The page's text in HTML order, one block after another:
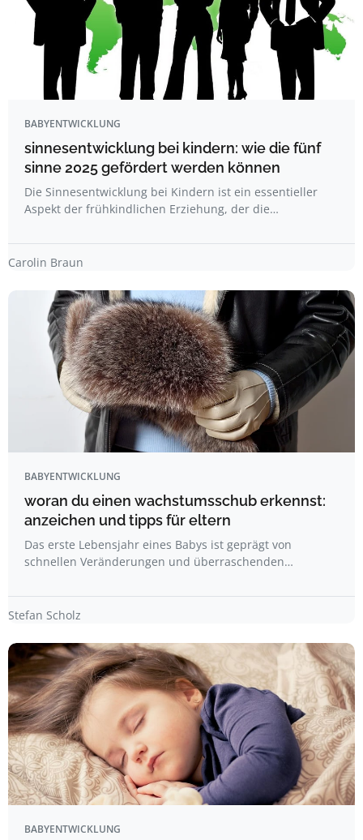
BABYENTWICKLUNG
sinnesentwicklung bei kindern: wie die fünf
sinne 2025 gefördert werden können
Die Sinnesentwicklung bei Kindern ist ein essentieller
Aspekt der frühkindlichen Erziehung, der die…
Carolin Braun
BABYENTWICKLUNG
woran du einen wachstumsschub erkennst:
anzeichen und tipps für eltern
Das erste Lebensjahr eines Babys ist geprägt von
schnellen Veränderungen und überraschenden…
Stefan Scholz
BABYENTWICKLUNG